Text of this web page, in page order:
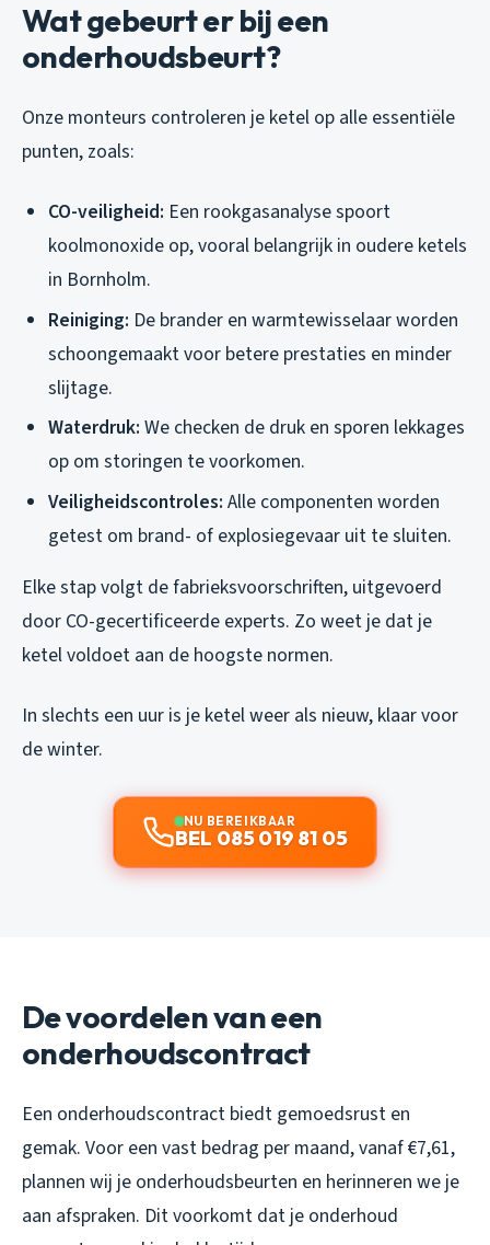
Wat gebeurt er bij een
onderhoudsbeurt?
Onze monteurs controleren je ketel op alle essentiële
punten, zoals:
CO-veiligheid: Een rookgasanalyse spoort
koolmonoxide op, vooral belangrijk in oudere ketels
in Bornholm.
Reiniging: De brander en warmtewisselaar worden
schoongemaakt voor betere prestaties en minder
slijtage.
Waterdruk: We checken de druk en sporen lekkages
op om storingen te voorkomen.
Veiligheidscontroles: Alle componenten worden
getest om brand- of explosiegevaar uit te sluiten.
Elke stap volgt de fabrieksvoorschriften, uitgevoerd
door CO-gecertificeerde experts. Zo weet je dat je
ketel voldoet aan de hoogste normen.
In slechts een uur is je ketel weer als nieuw, klaar voor
de winter.
NU BEREIKBAAR
BEL 085 019 81 05
De voordelen van een
onderhoudscontract
Een onderhoudscontract biedt gemoedsrust en
gemak. Voor een vast bedrag per maand, vanaf €7,61,
plannen wij je onderhoudsbeurten en herinneren we je
aan afspraken. Dit voorkomt dat je onderhoud